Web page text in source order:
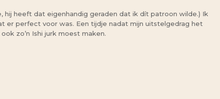
hij heeft dat eigenhandig geraden dat ik dít patroon wilde.) Ik
er perfect voor was. Een tijdje nadat mijn uitstelgedrag het
zo’n Ishi jurk moest maken.